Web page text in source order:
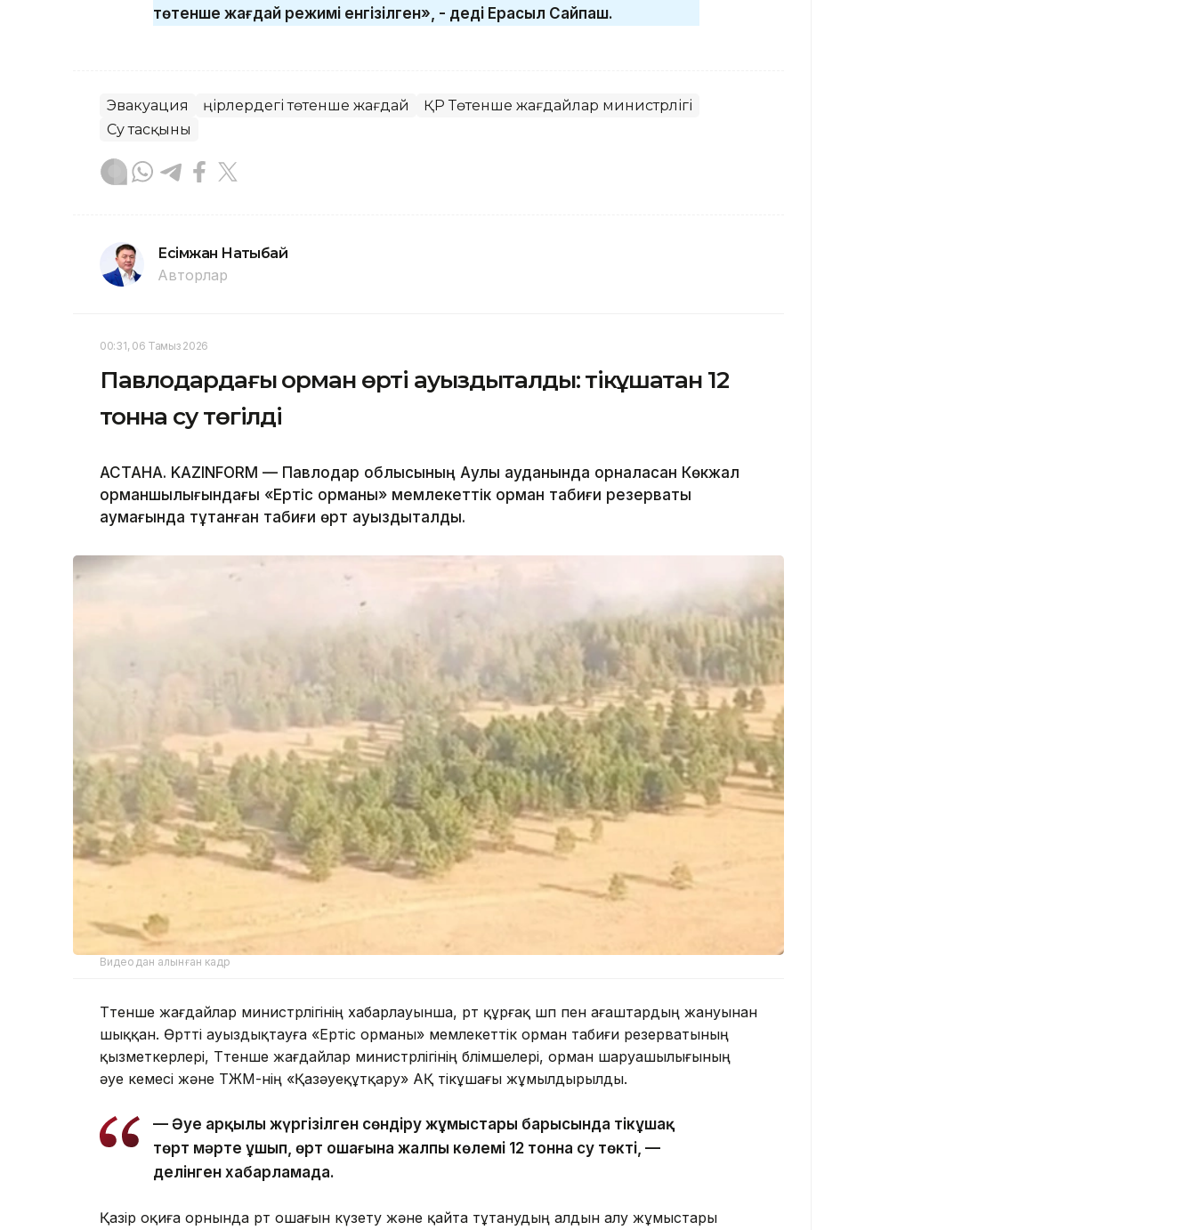
төтенше жағдай режимі енгізілген», - деді Ерасыл Сайпаш.
Эвакуация Өңірлердегі төтенше жағдай
ҚР Төтенше жағдайлар министрлігі
Су тасқыны
Есімжан Нақтыбай
Авторлар
00:31, 06 Тамыз 2026
Павлодардағы орман өрті ауыздықталды: тікұшақтан 12
тонна су төгілді
АСТАНА. KAZINFORM — Павлодар облысының Аққулы ауданында орналасқан Көкжал
орманшылығындағы «Ертіс орманы» мемлекеттік орман табиғи резерваты
аумағында тұтанған табиғи өрт ауыздықталды.
Видеодан алынған кадр
Төтенше жағдайлар министрлігінің хабарлауынша, өрт құрғақ шөп пен ағаштардың жануынан
шыққан. Өртті ауыздықтауға «Ертіс орманы» мемлекеттік орман табиғи резерватының
қызметкерлері, Төтенше жағдайлар министрлігінің бөлімшелері, орман шаруашылығының
әуе кемесі және ТЖМ-нің «Қазәуеқұтқару» АҚ тікұшағы жұмылдырылды.
— Әуе арқылы жүргізілген сөндіру жұмыстары барысында тікұшақ
төрт мәрте ұшып, өрт ошағына жалпы көлемі 12 тонна су төкті, —
делінген хабарламада.
Қазір оқиға орнында өрт ошағын күзету және қайта тұтанудың алдын алу жұмыстары